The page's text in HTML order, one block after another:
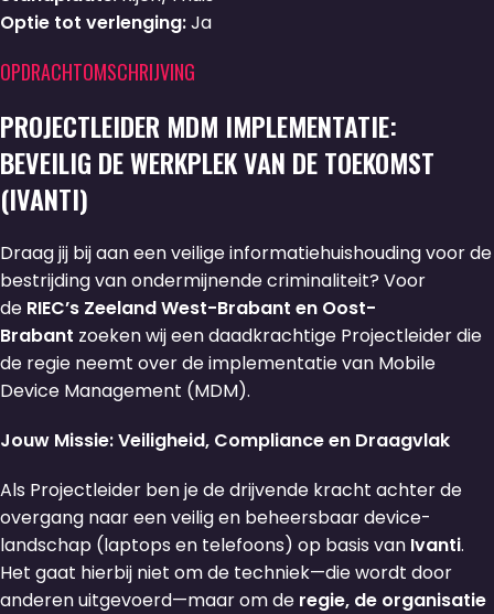
Optie tot verlenging:Ja
OPDRACHTOMSCHRIJVING
PROJECTLEIDER MDM IMPLEMENTATIE:
BEVEILIG DE WERKPLEK VAN DE TOEKOMST
(IVANTI)
Draag jij bij aan een veilige informatiehuishouding voor de
bestrijding van ondermijnende criminaliteit? Voor
de RIEC’s Zeeland West-Brabant en Oost-
Brabant zoeken wij een daadkrachtige Projectleider die
de regie neemt over de implementatie van Mobile
Device Management (MDM).
Jouw Missie: Veiligheid, Compliance en Draagvlak
Als Projectleider ben je de drijvende kracht achter de
overgang naar een veilig en beheersbaar device-
landschap (laptops en telefoons) op basis van Ivanti.
Het gaat hierbij niet om de techniek—die wordt door
anderen uitgevoerd—maar om de regie, de organisatie